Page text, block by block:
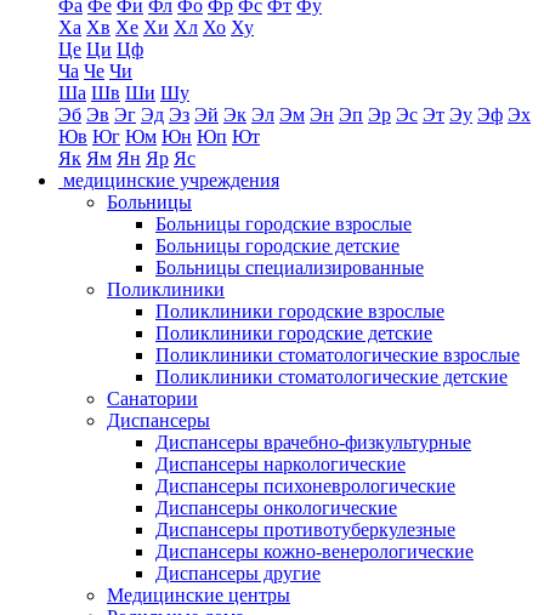
Фа Фе Фи Фл Фо Фр Фс Фт Фу
Ха Хв Хе Хи Хл Хо Ху
Це Ци Цф
Ча Че Чи
Ша Шв Ши Шу
Эб Эв Эг Эд Эз Эй Эк Эл Эм Эн Эп Эр Эс Эт Эу Эф Эх
Юв Юг Юм Юн Юп Ют
Як Ям Ян Яр Яс
медицинские учреждения
Больницы
Больницы городские взрослые
Больницы городские детские
Больницы специализированные
Поликлиники
Поликлиники городские взрослые
Поликлиники городские детские
Поликлиники стоматологические взрослые
Поликлиники стоматологические детские
Санатории
Диспансеры
Диспансеры врачебно-физкультурные
Диспансеры наркологические
Диспансеры психоневрологические
Диспансеры онкологические
Диспансеры противотуберкулезные
Диспансеры кожно-венерологические
Диспансеры другие
Медицинские центры